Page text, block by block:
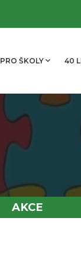
PRO ŠKOLY 40
AKCE